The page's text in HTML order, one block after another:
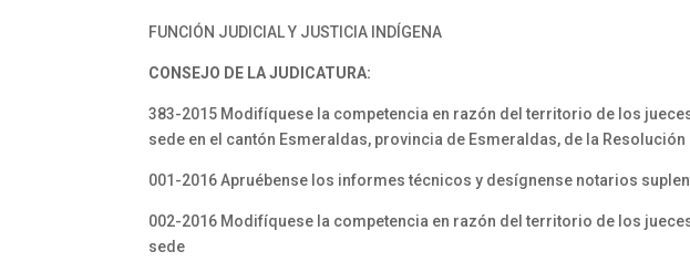
FUNCIÓN JUDICIAL Y JUSTICIA INDÍGENA
CONSEJO DE LA JUDICATURA:
383-2015 Modifíquese la competencia en razón del territorio de los
sede en el cantón Esmeraldas, provincia de Esmeraldas, de la Resolución
001-2016 Apruébense los informes técnicos y desígnense notarios
002-2016 Modifíquese la competencia en razón del territorio de los
sede